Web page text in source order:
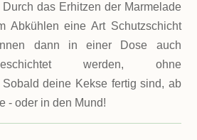
das Erhitzen der Marmelade
Abkühlen eine Art Schutzschicht
dann in einer Dose auch
werden, ohne
Sobald deine Kekse fertig sind, ab
- oder in den Mund!